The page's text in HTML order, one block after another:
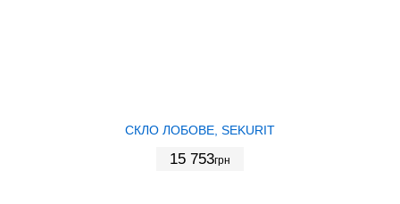
СКЛО ЛОБОВЕ, SEKURIT
15 753грн